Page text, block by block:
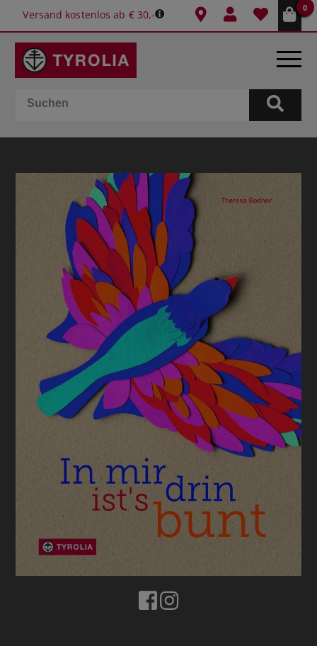
Versand kostenlos ab € 30,-
0
BÜCHER
KALENDER
GESCHENKIDEEN
SCHULE & BÜRO
BUCHTIPPS